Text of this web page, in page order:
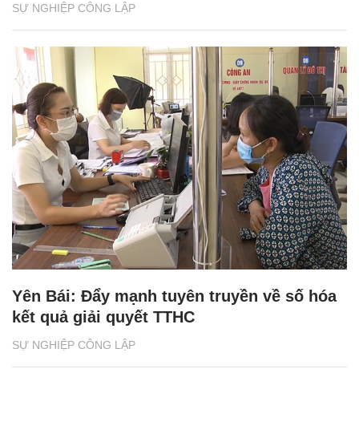
SỰ NGHIỆP CÔNG LẬP
SỰ NGHIỆP CÔNG LẬP
Yên Bái: Đẩy mạnh tuyên truyền về số hóa
kết quả giải quyết TTHC